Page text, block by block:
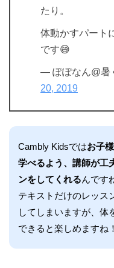
たり。
体動かすパート
です😅
— ぽぽなん@暑
20, 2019
Cambly Kidsではお子
学べるよう、講師が工
ンをしてくれるんです
テキストだけのレッス
してしまいますが、体
できると楽しめますね！